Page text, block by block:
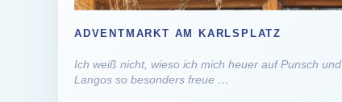
ADVENTMARKT AM KARLSPLATZ
Ich weiß nicht, wieso ich mich heuer auf Punsch und
Langos so besonders freue …